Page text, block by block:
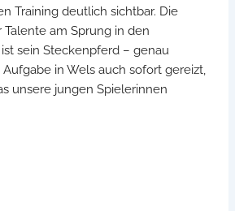
Training deutlich sichtbar. Die
am Sprung in den
sein Steckenpferd – genau
in Wels auch sofort gereizt,
unsere jungen Spielerinnen